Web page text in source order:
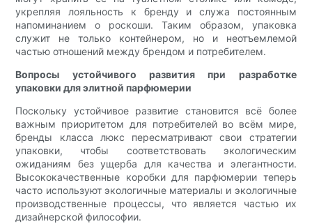
укрепляя лояльность к бренду и служа постоянным
напоминанием о роскоши. Таким образом, упаковка
служит не только контейнером, но и неотъемлемой
частью отношений между брендом и потребителем.
Вопросы устойчивого развития при разработке
упаковки для элитной парфюмерии
Поскольку устойчивое развитие становится всё более
важным приоритетом для потребителей во всём мире,
бренды класса люкс пересматривают свои стратегии
упаковки, чтобы соответствовать экологическим
ожиданиям без ущерба для качества и элегантности.
Высококачественные коробки для парфюмерии теперь
часто используют экологичные материалы и экологичные
производственные процессы, что является частью их
дизайнерской философии.